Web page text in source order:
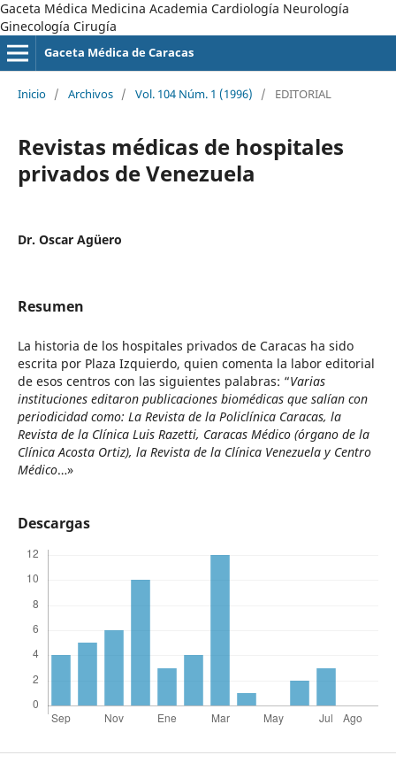
Gaceta Médica Medicina Academia Cardiología Neurología
Ginecología Cirugía
Gaceta Médica de Caracas
Inicio / Archivos / Vol. 104 Núm. 1 (1996) / EDITORIAL
Revistas médicas de hospitales
privados de Venezuela
Dr. Oscar Agüero
Resumen
La historia de los hospitales privados de Caracas ha sido
escrita por Plaza Izquierdo, quien comenta la labor editorial
de esos centros con las siguientes palabras: “Varias
instituciones editaron publicaciones biomédicas que salían con
periodicidad como: La Revista de la Policlínica Caracas, la
Revista de la Clínica Luis Razetti, Caracas Médico (órgano de la
Clínica Acosta Ortiz), la Revista de la Clínica Venezuela y Centro
Médico…»
Descargas